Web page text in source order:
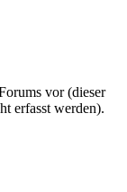
vor (dieser
erfasst werden).